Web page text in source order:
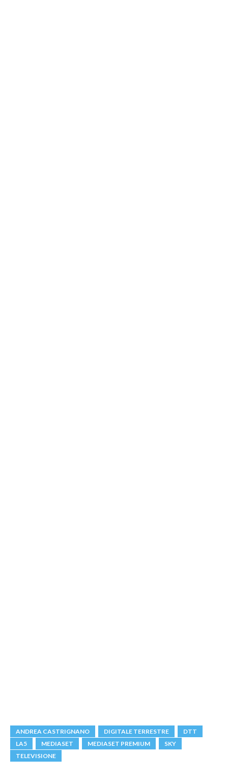
ANDREA CASTRIGNANO DIGITALE TERRESTRE
DTT
LA5
MEDIASET MEDIASET PREMIUM
SKY
TELEVISIONE